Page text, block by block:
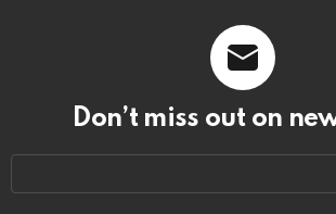
Don’t miss out on